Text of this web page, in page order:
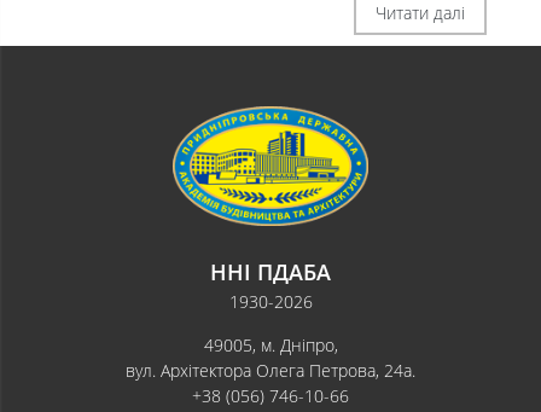
Читати далі
ННІ ПДАБА
1930-2026
49005, м. Дніпро,
вул. Архітектора Олега Петрова, 24а.
+38 (056) 746-10-66